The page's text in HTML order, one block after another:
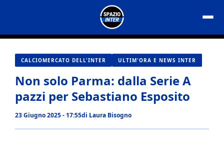
contenuto
CALCIOMERCATO DELL'INTER ULTIM'ORA E NEWS INTER
Non solo Parma: dalla Serie A
pazzi per Sebastiano Esposito
23 Giugno 2025 - 17:55di Laura Bisogno